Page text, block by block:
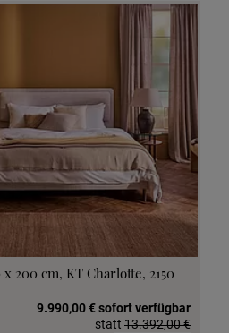
200 cm, KT Charlotte, 2150
9.990,00 € sofort verfügbar
statt 13.392,00 €